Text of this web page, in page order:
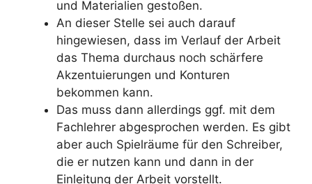
und Materialien gestoßen.
An dieser Stelle sei auch darauf
hingewiesen, dass im Verlauf der Arbeit
das Thema durchaus noch schärfere
Akzentuierungen und Konturen
bekommen kann.
Das muss dann allerdings ggf. mit dem
Fachlehrer abgesprochen werden. Es gibt
aber auch Spielräume für den Schreiber,
die er nutzen kann und dann in der
Einleitung der Arbeit vorstellt.